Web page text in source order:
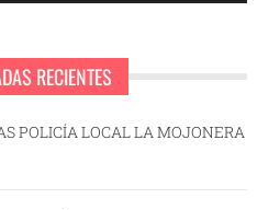
RECIENTES
POLICÍA LOCAL LA MOJONERA